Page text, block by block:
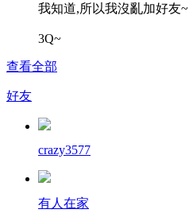
我知道,所以我沒亂加好友~
3Q~
查看全部
好友
crazy3577
有人在家